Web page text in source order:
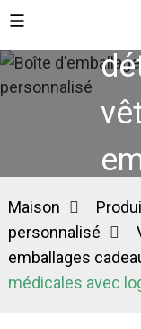
Maison
personnalisé
emballages
médicales avec